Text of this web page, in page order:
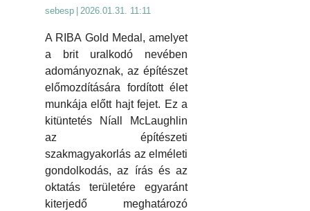
sebesp 2026.01.31. 11:11
A RIBA Gold Medal, amelyet
a brit uralkodó nevében
adományoznak, az építészet
előmozdítására fordított élet
munkája előtt hajt fejet. Ez a
kitüntetés Níall McLaughlin
az építészeti
szakmagyakorlás az elméleti
gondolkodás, az írás és az
oktatás területére egyaránt
kiterjedő meghatározó